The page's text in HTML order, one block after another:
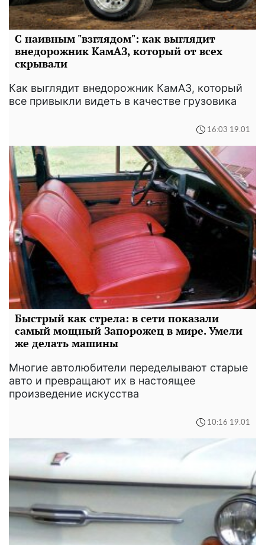
С наивным "взглядом": как выглядит
внедорожник КамАЗ, который от всех
скрывали
Как выглядит внедорожник КамАЗ, который
все привыкли видеть в качестве грузовика
16:03 19.01
Быстрый как стрела: в сети показали
самый мощный Запорожец в мире. Умели
же делать машины
Многие автолюбители переделывают старые
авто и превращают их в настоящее
произведение искусства
10:16 19.01